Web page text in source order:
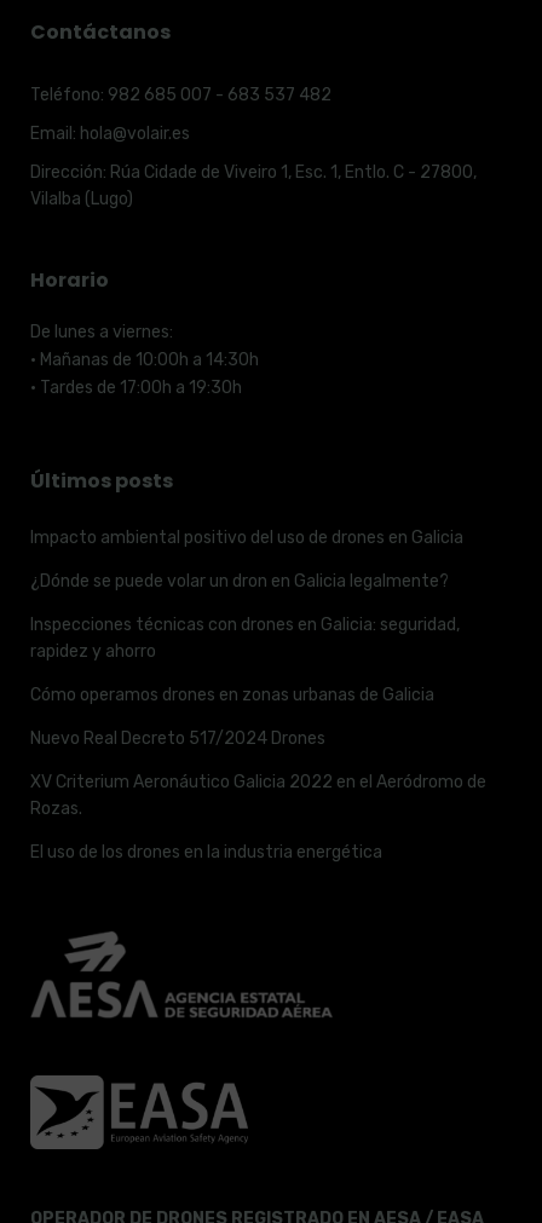
Contáctanos
Teléfono: 982 685 007 - 683 537 482
Email: hola@volair.es
Dirección: Rúa Cidade de Viveiro 1, Esc. 1, Entlo. C - 27800,
Vilalba (Lugo)
Horario
De lunes a viernes:
· Mañanas de 10:00h a 14:30h
· Tardes de 17:00h a 19:30h
Últimos posts
Impacto ambiental positivo del uso de drones en Galicia
¿Dónde se puede volar un dron en Galicia legalmente?
Inspecciones técnicas con drones en Galicia: seguridad,
rapidez y ahorro
Cómo operamos drones en zonas urbanas de Galicia
Nuevo Real Decreto 517/2024 Drones
XV Criterium Aeronáutico Galicia 2022 en el Aeródromo de
Rozas.
El uso de los drones en la industria energética
OPERADOR DE DRONES REGISTRADO EN AESA / EASA